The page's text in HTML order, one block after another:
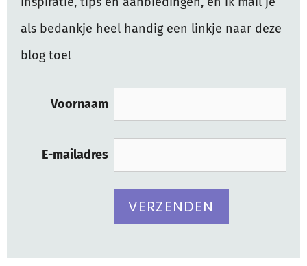
als bedankje heel handig een linkje naar deze
blog toe!
Voornaam
E-mailadres